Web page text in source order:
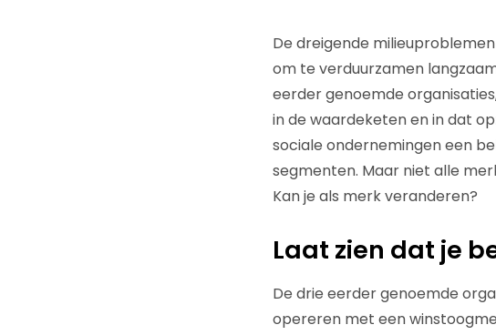
De dreigende
om te verduurzamen
eerder genoemde
in de waardeketen en in dat
sociale ondernemingen een
segmenten. Maar niet alle
Kan je als merk veranderen?
Laat zien dat je
De drie eerder genoemde
opereren met een